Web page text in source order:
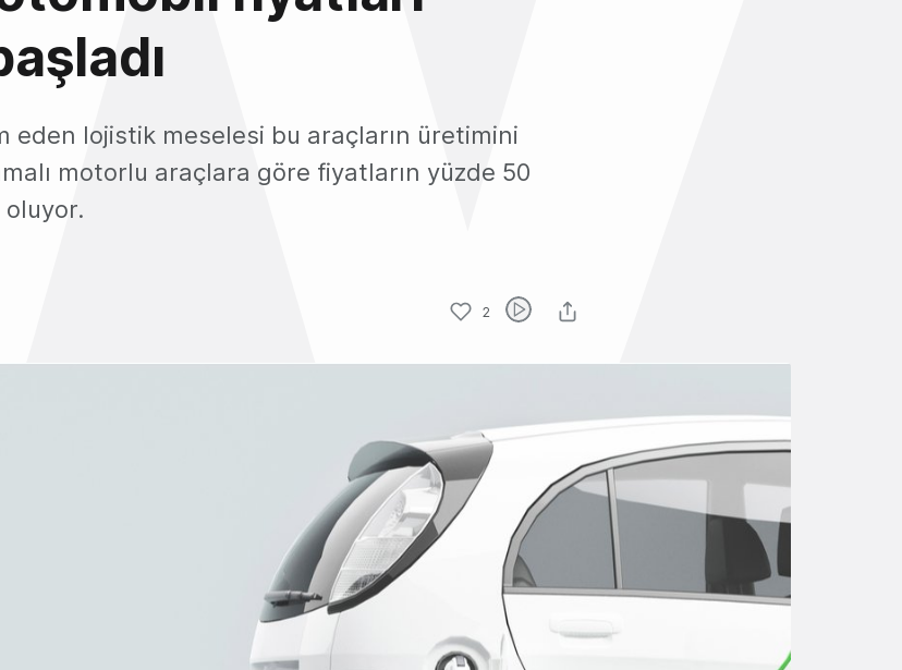
eden lojistik meselesi bu araçların üretimini
motorlu araçlara göre fiyatların yüzde 50
2